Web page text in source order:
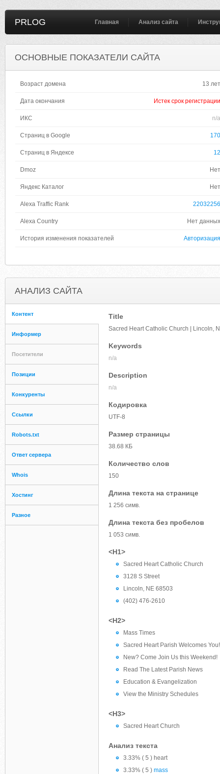
PRLOG Главная Анализ сайта
ОСНОВНЫЕ ПОКАЗАТЕЛИ САЙТА
Возраст домена 13 лет
Дата окончания Истек срок регистрации
ИКС n/a
Страниц в Google 170
Страниц в Яндексе 12
Dmoz Нет
Яндекс Каталог Нет
Alexa Traffic Rank 22032256
Alexa Country Нет данных
История изменения показателей Авторизация
АНАЛИЗ САЙТА
Контент
Информер
Посетители
Позиции
Конкуренты
Ссылки
Robots.txt
Ответ сервера
Whois
Хостинг
Разное
Title
Sacred Heart Catholic Church | Lincoln,
Keywords
n/a
Description
n/a
Кодировка
UTF-8
Размер страницы
38.68 КБ
Количество слов
150
Длина текста на странице
1 256 симв.
Длина текста без пробелов
1 053 симв.
<H1>
Sacred Heart Catholic Church
3128 S Street
Lincoln, NE 68503
(402) 476-2610
<H2>
Mass Times
Sacred Heart Parish Welcomes You!
New? Come Join Us this Weekend!
Read The Latest Parish News
Education & Evangelization
View the Ministry Schedules
<H3>
Sacred Heart Church
Анализ текста
3.33% ( 5 ) heart
3.33% ( 5 ) mass